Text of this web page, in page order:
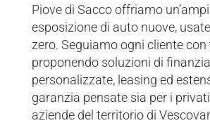
Piove di Sacco offriamo
esposizione di auto nuove,
zero. Seguiamo ogni cliente
proponendo soluzioni di
personalizzate, leasing ed
garanzia pensate sia per i
aziende del territorio di